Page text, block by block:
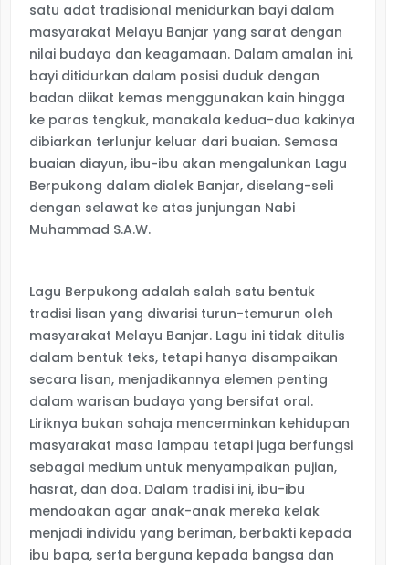
satu adat tradisional menidurkan bayi dalam
masyarakat Melayu Banjar yang sarat dengan
nilai budaya dan keagamaan. Dalam amalan ini,
bayi ditidurkan dalam posisi duduk dengan
badan diikat kemas menggunakan kain hingga
ke paras tengkuk, manakala kedua-dua kakinya
dibiarkan terlunjur keluar dari buaian. Semasa
buaian diayun, ibu-ibu akan mengalunkan Lagu
Berpukong dalam dialek Banjar, diselang-seli
dengan selawat ke atas junjungan Nabi
Muhammad S.A.W.
Lagu Berpukong adalah salah satu bentuk
tradisi lisan yang diwarisi turun-temurun oleh
masyarakat Melayu Banjar. Lagu ini tidak ditulis
dalam bentuk teks, tetapi hanya disampaikan
secara lisan, menjadikannya elemen penting
dalam warisan budaya yang bersifat oral.
Liriknya bukan sahaja mencerminkan kehidupan
masyarakat masa lampau tetapi juga berfungsi
sebagai medium untuk menyampaikan pujian,
hasrat, dan doa. Dalam tradisi ini, ibu-ibu
mendoakan agar anak-anak mereka kelak
menjadi individu yang beriman, berbakti kepada
ibu bapa, serta berguna kepada bangsa dan